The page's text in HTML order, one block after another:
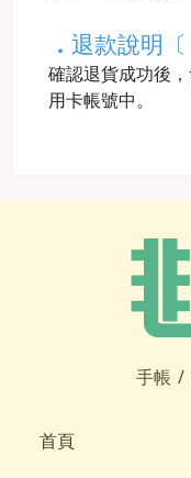
． 退款說明〔
確認退貨成功後
用卡帳號中。
手帳 /
首頁